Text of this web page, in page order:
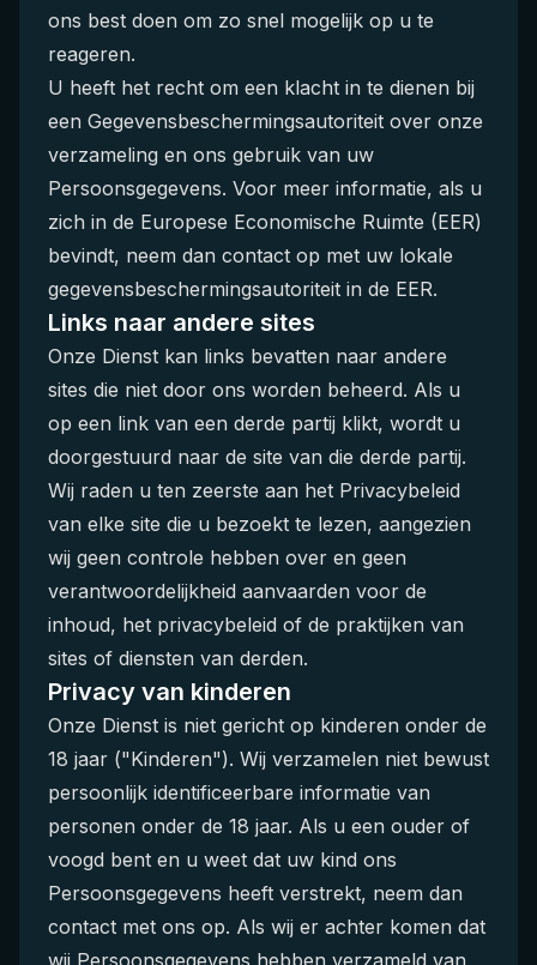
ons best doen om zo snel mogelijk op u te
reageren.
U heeft het recht om een klacht in te dienen bij
een Gegevensbeschermingsautoriteit over onze
verzameling en ons gebruik van uw
Persoonsgegevens. Voor meer informatie, als u
zich in de Europese Economische Ruimte (EER)
bevindt, neem dan contact op met uw lokale
gegevensbeschermingsautoriteit in de EER.
Links naar andere sites
Onze Dienst kan links bevatten naar andere
sites die niet door ons worden beheerd. Als u
op een link van een derde partij klikt, wordt u
doorgestuurd naar de site van die derde partij.
Wij raden u ten zeerste aan het Privacybeleid
van elke site die u bezoekt te lezen, aangezien
wij geen controle hebben over en geen
verantwoordelijkheid aanvaarden voor de
inhoud, het privacybeleid of de praktijken van
sites of diensten van derden.
Privacy van kinderen
Onze Dienst is niet gericht op kinderen onder de
18 jaar ("Kinderen"). Wij verzamelen niet bewust
persoonlijk identificeerbare informatie van
personen onder de 18 jaar. Als u een ouder of
voogd bent en u weet dat uw kind ons
Persoonsgegevens heeft verstrekt, neem dan
contact met ons op. Als wij er achter komen dat
wij Persoonsgegevens hebben verzameld van